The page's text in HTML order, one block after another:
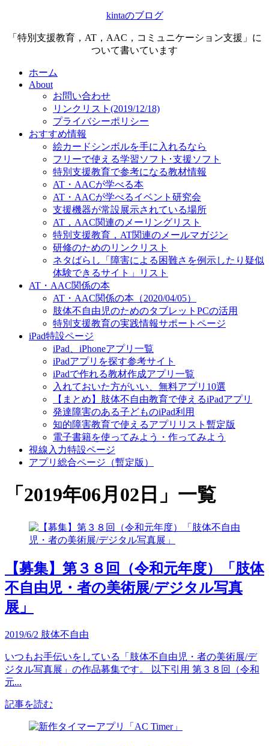
kintaのブログ
「特別支援教育，AT，AAC，コミュニケーション支援」に
ついて書いています
ホーム
About
お問い合わせ
リンクリスト(2019/12/18)
プライバシーポリシー
おすすめ情報
絵カードシンボルを手に入れるなら
フリーで使える学習ソフト･支援ソフト
特別支援教育で参考になる教材情報
AT・AACが学べる本
AT・AACが学べるイベント研究会
支援機器が常設展示されている場所
AT，AAC関連のメーリングリスト
特別支援教育，AT関連のメールマガジン
研修のためのリンクリスト
ネタばらし「障害による困難さを例示したり疑似
体験できるサイト」リスト
AT・AAC関係の本
AT・AAC関係の本（2020/04/05）
肢体不自由児のためのタブレットPCの活用
特別支援教育の実践情報サポートページ
iPad特設ページ
iPad、iPhoneアプリ一覧
iPadアプリを探す参考サイト
iPadで作れる教材作成アプリ一覧
入れておいた方がいい、無料アプリ10選
【まとめ】肢体不自由教育で使えるiPadアプリ
発達障害のある子どものiPad利用
知的障害教育で使えるアプリリスト暫定版
電子書籍を使ってみよう・作ってみよう
視線入力特設ページ
アプリ総合ページ（暫定版）
「 2019年06月02日 」 一覧
【募集】第３８回（令和元年度）「肢体
不自由児・者の美術展/デジタル写真
展」
2019/6/2 肢体不自由
いつもお手伝いをしている「肢体不自由児・者の美術展/デ
ジタル写真展」の作品募集です。 以下引用 第３８回（令和
元...
記事を読む